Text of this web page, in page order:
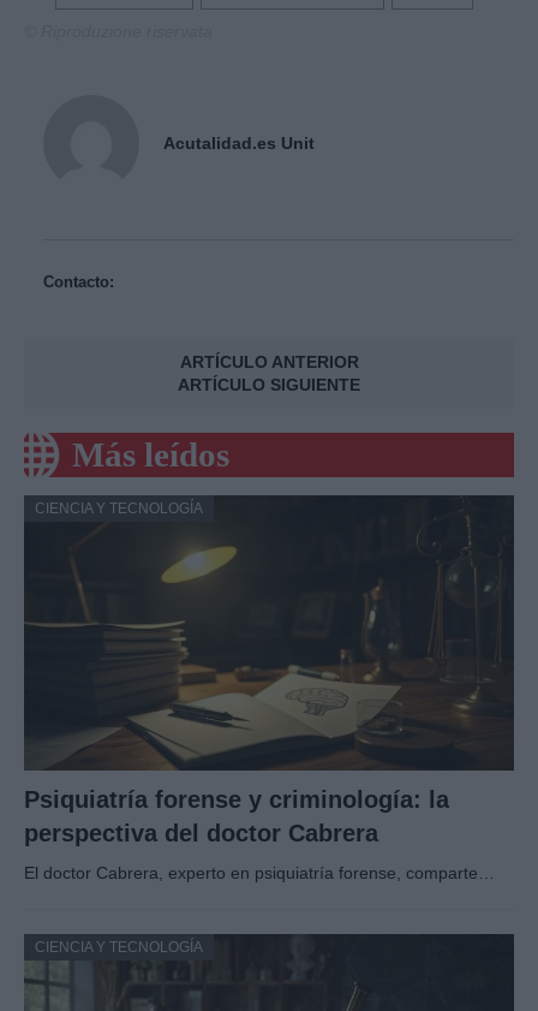
Acutalidad.es Unit
Contacto:
ARTÍCULO ANTERIOR
ARTÍCULO SIGUIENTE
Más leídos
CIENCIA Y TECNOLOGÍA
Psiquiatría forense y criminología: la
perspectiva del doctor Cabrera
El doctor Cabrera, experto en psiquiatría forense, comparte…
CIENCIA Y TECNOLOGÍA